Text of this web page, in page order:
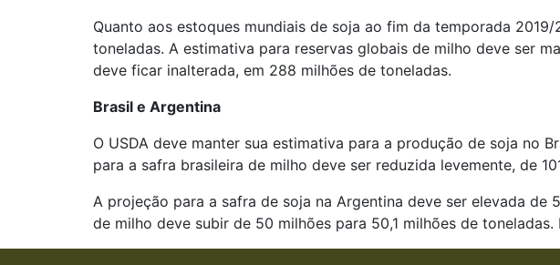
Quanto aos estoques mundiais de soja ao fim da temporada
toneladas. A estimativa para reservas globais de milho deve ser
deve ficar inalterada, em 288 milhões de toneladas.
Brasil e Argentina
O USDA deve manter sua estimativa para a produção de soja no
para a safra brasileira de milho deve ser reduzida levemente, de
A projeção para a safra de soja na Argentina deve ser elevada
de milho deve subir de 50 milhões para 50,1 milhões de